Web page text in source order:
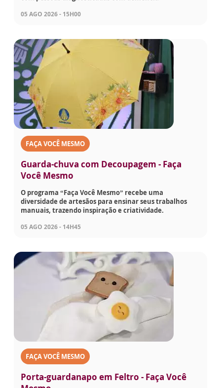
05 AGO 2026 - 15H00
FAÇA VOCÊ MESMO
Guarda-chuva com Decoupagem - Faça
Você Mesmo
O programa “Faça Você Mesmo” recebe uma
diversidade de artesãos para ensinar seus trabalhos
manuais, trazendo inspiração e criatividade.
05 AGO 2026 - 14H45
FAÇA VOCÊ MESMO
Porta-guardanapo em Feltro - Faça Você